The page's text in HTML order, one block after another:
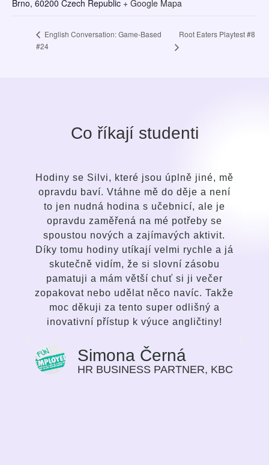
Brno, 60200 Czech Republic + Google Mapa
English Conversation: Game-Based
#24
Root Eaters Playtest #8
Co říkají studenti
Hodiny se Silvi, které jsou úplně jiné, mě
opravdu baví. Vtáhne mě do děje a není
to jen nudná hodina s učebnicí, ale je
opravdu zaměřená na mé potřeby se
spoustou nových a zajímavých aktivit.
Díky tomu hodiny utíkají velmi rychle a já
skutečně vidím, že si slovní zásobu
pamatuji a mám větší chuť si ji večer
zopakovat nebo udělat něco navíc. Takže
moc děkuji za tento super odlišný a
inovativní přístup k výuce angličtiny!
Simona Černá
HR BUSINESS PARTNER, KBC